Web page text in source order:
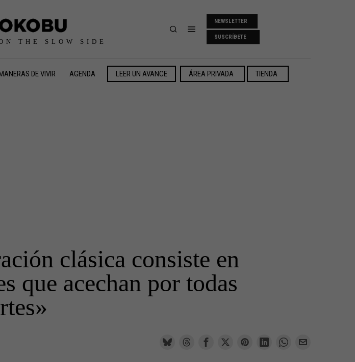
THE SLOW SIDE
NEWSLETTER
SUSCRÍBETE
DE VIVIR AGENDA LEER UN AVANCE ÁREA PRIVADA TIENDA
clásica consiste en
que acechan por todas